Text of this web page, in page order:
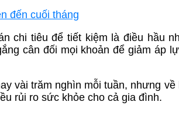
đến cuối tháng
chi tiêu để tiết kiệm là điều hầu
cân đối mọi khoản để giảm áp
vài trăm nghìn mỗi tuần, nhưng về
rủi ro sức khỏe cho cả gia đình.